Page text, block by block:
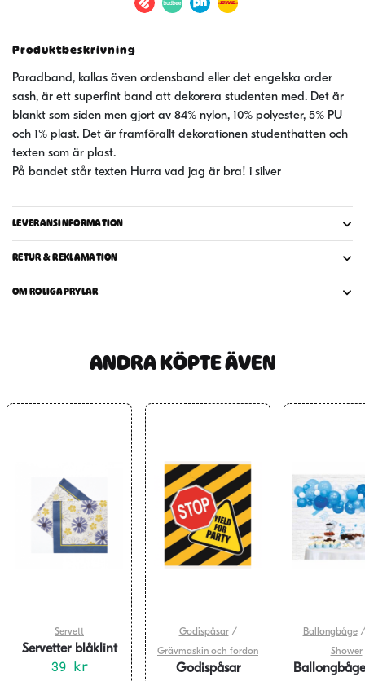
bra!
mängd
Produktbeskrivning
Paradband, kallas även ordensband eller det engelska order
sash, är ett superfint band att dekorera studenten med. Det är
blankt som siden men gjort av 84% nylon, 10% polyester, 5% PU
och 1% plast. Det är framförallt dekorationen studenthatten och
texten som är plast.
På bandet står texten Hurra vad jag är bra! i silver
LEVERANSINFORMATION
RETUR & REKLAMATION
OM ROLIGAPRYLAR
ANDRA KÖPTE ÄVEN
Servett
Servetter blåklint
och prästkragar
39 kr
Godispåsar/
Grävmaskin och fordon
Godispåsar
Ballongbåge
Shower